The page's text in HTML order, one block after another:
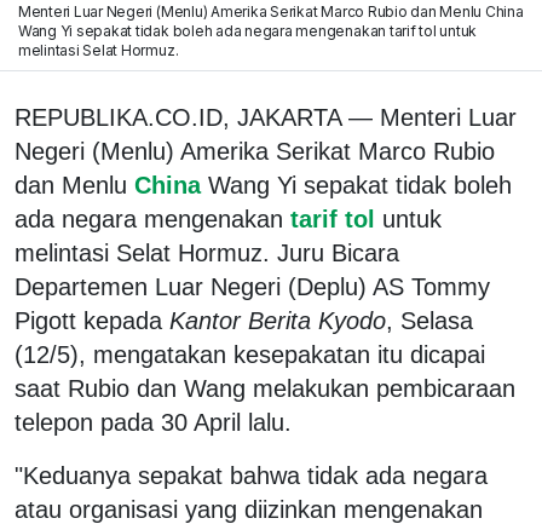
Menteri Luar Negeri (Menlu) Amerika Serikat Marco Rubio dan Menlu China
Wang Yi sepakat tidak boleh ada negara mengenakan tarif tol untuk
melintasi Selat Hormuz.
REPUBLIKA.CO.ID, JAKARTA — Menteri Luar
Negeri (Menlu) Amerika Serikat Marco Rubio
dan Menlu China Wang Yi sepakat tidak boleh
ada negara mengenakan tarif tol untuk
melintasi Selat Hormuz. Juru Bicara
Departemen Luar Negeri (Deplu) AS Tommy
Pigott kepada Kantor Berita Kyodo, Selasa
(12/5), mengatakan kesepakatan itu dicapai
saat Rubio dan Wang melakukan pembicaraan
telepon pada 30 April lalu.
"Keduanya sepakat bahwa tidak ada negara
atau organisasi yang diizinkan mengenakan